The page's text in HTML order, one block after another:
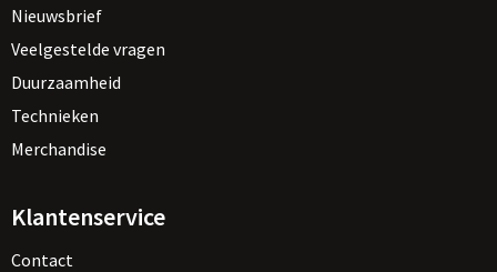
Nieuwsbrief
Veelgestelde vragen
Duurzaamheid
Technieken
Merchandise
Klantenservice
Contact